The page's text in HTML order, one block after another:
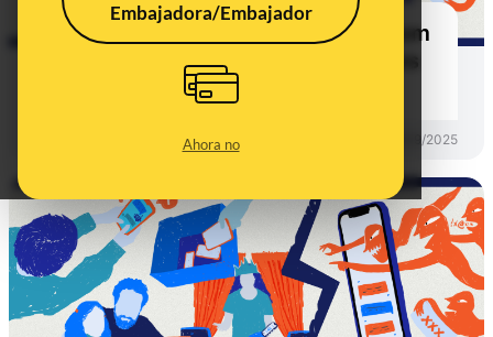
Embajadora/Embajador
Ahora no
How do we keep children safe from
online violence and the challenges
18/09/2025